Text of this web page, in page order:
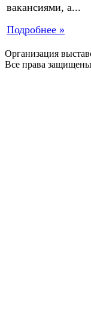
вакансиями, а...
Подробнее »
Организация
Все права защищены